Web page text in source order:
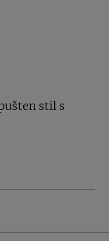
stil s